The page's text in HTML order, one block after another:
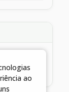
ao